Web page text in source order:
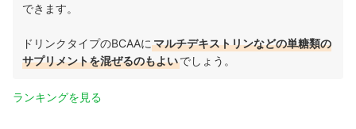
できます。
ドリンクタイプのBCAAに マルチデキストリンなどの単糖類の
サプリメントを混ぜるのもよいでしょう。
ランキングを見る